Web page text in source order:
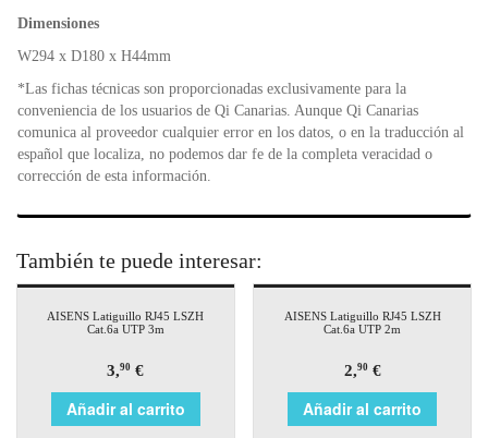
Dimensiones
W294 x D180 x H44mm
*Las fichas técnicas son proporcionadas exclusivamente para la
conveniencia de los usuarios de Qi Canarias. Aunque Qi Canarias
comunica al proveedor cualquier error en los datos, o en la traducción al
español que localiza, no podemos dar fe de la completa veracidad o
corrección de esta información.
También te puede interesar:
AISENS Latiguillo RJ45 LSZH
Cat.6a UTP 3m
3,90 €
Añadir al carrito
AISENS Latiguillo RJ45 LSZH
Cat.6a UTP 2m
2,90€
Añadir al carrito